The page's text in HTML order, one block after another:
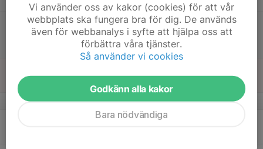
14:30
16:30
Match mot Lugi HF 3
P10 Syd - P10 Syd Lätt Röd
Östergårdshallen
Sön
v.4
Vi använder oss av kakor (cookies) för att vår
webbplats ska fungera bra för dig. De används
även för webbanalys i syfte att hjälpa oss att
förbättra våra tjänster.
Så använder vi cookies
Godkänn alla kakor
Bara nödvändiga